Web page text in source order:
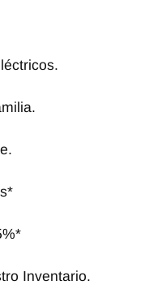
Inventario.